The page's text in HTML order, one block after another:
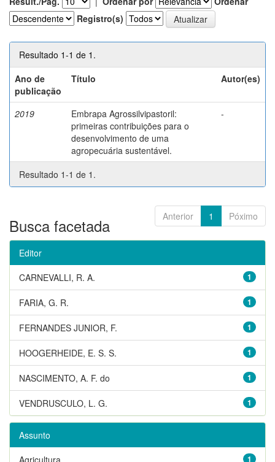
Registro(s)
Resultado 1-1 de 1.
Ano de
publicação
Título Autor(es)
2019
Embrapa Agrossilvipastoril:
primeiras contribuições para o
desenvolvimento de uma
agropecuária sustentável.
-
Resultado 1-1 de 1.
Anterior 1 Póximo
Busca facetada
Editor
1
CARNEVALLI, R. A.
1
FARIA, G. R.
1
FERNANDES JUNIOR, F.
1
HOOGERHEIDE, E. S. S.
1
NASCIMENTO, A. F. do
1
VENDRUSCULO, L. G.
Assunto
1
Agricultura